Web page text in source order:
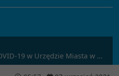
w dniu 11 września w godzinach od 9.00 do 13.00